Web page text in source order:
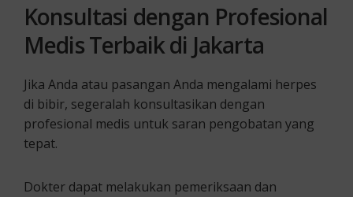
Konsultasi dengan Profesional
Medis Terbaik di Jakarta
Jika Anda atau pasangan Anda mengalami herpes
di bibir, segeralah konsultasikan dengan
profesional medis untuk saran pengobatan yang
tepat.
Dokter dapat melakukan pemeriksaan dan